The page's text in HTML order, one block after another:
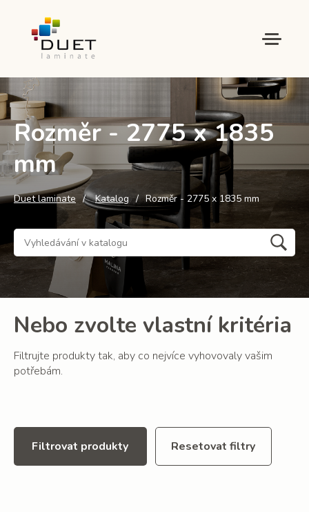
Rozměr - 2775 x 1835
mm
Duet laminate Katalog Rozměr - 2775 x 1835 mm
Nebo zvolte vlastní kritéria
Filtrujte produkty tak, aby co nejvíce vyhovovaly vašim
potřebám.
Filtrovat produkty Resetovat filtry